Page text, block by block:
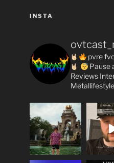
INSTA
pvre
Pause
Reviews
Metallifestyle